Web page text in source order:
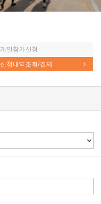
개인참가신청
신청내역조회/결제